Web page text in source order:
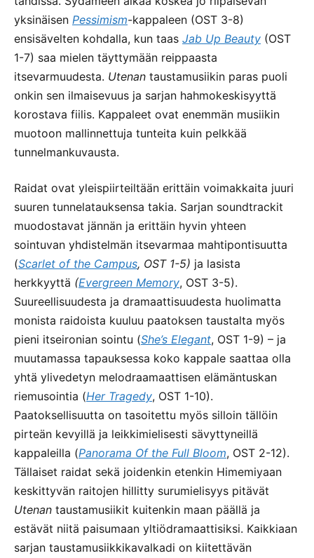
yksinäisen Pessimism-kappaleen (OST 3-8)
ensisävelten kohdalla, kun taas Jab Up Beauty (OST
1-7) saa mielen täyttymään reippaasta
itsevarmuudesta. Utenan taustamusiikin paras puoli
onkin sen ilmaisevuus ja sarjan hahmokeskisyyttä
korostava fiilis. Kappaleet ovat enemmän musiikin
muotoon mallinnettuja tunteita kuin pelkkää
tunnelmankuvausta.
Raidat ovat yleispiirteiltään erittäin voimakkaita juuri
suuren tunnelatauksensa takia. Sarjan soundtrackit
muodostavat jännän ja erittäin hyvin yhteen
sointuvan yhdistelmän itsevarmaa mahtipontisuutta
(Scarlet of the Campus, OST 1-5) ja lasista
herkkyyttä (Evergreen Memory, OST 3-5).
Suureellisuudesta ja dramaattisuudesta huolimatta
monista raidoista kuuluu paatoksen taustalta myös
pieni itseironian sointu (She’s Elegant, OST 1-9) – ja
muutamassa tapauksessa koko kappale saattaa olla
yhtä ylivedetyn melodraamaattisen elämäntuskan
riemusointia (Her Tragedy, OST 1-10).
Paatoksellisuutta on tasoitettu myös silloin tällöin
pirteän kevyillä ja leikkimielisesti sävyttyneillä
kappaleilla (Panorama Of the Full Bloom, OST 2-12).
Tällaiset raidat sekä joidenkin etenkin Himemiyaan
keskittyvän raitojen hillitty surumielisyys pitävät
Utenan taustamusiikit kuitenkin maan päällä ja
estävät niitä paisumaan yltiödramaattisiksi. Kaikkiaan
sarjan taustamusiikkikavalkadi on kiitettävän